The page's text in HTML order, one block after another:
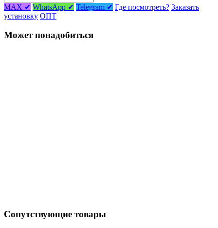
MAX ✔ WhatsApp ✔ Telegram ✔ Где посмотреть? Заказать
установку ОПТ
Может понадобиться
Сопутствующие товары